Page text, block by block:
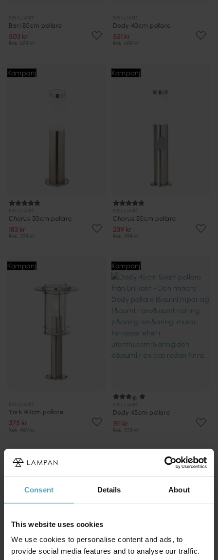
Consent Details About
This website uses cookies
We use cookies to personalise content and ads, to
provide social media features and to analyse our traffic.
Bari 80cm pollare
503 kr
Rek. 629 kr
Dody 40cm pollare
551 kr
Rek. 689 kr
Kampanj
Chorus 50cm pollare
183 kr
Rek. 229 kr
Kampanj
Chorus 50cm pollare
239 kr
Rek. 299 kr
Kampanj
York 40cm pollare
375 kr
Rek. 469 kr
Kampanj
Dody 45cm pollare
191 kr
Rek. 239 kr
Kampanj